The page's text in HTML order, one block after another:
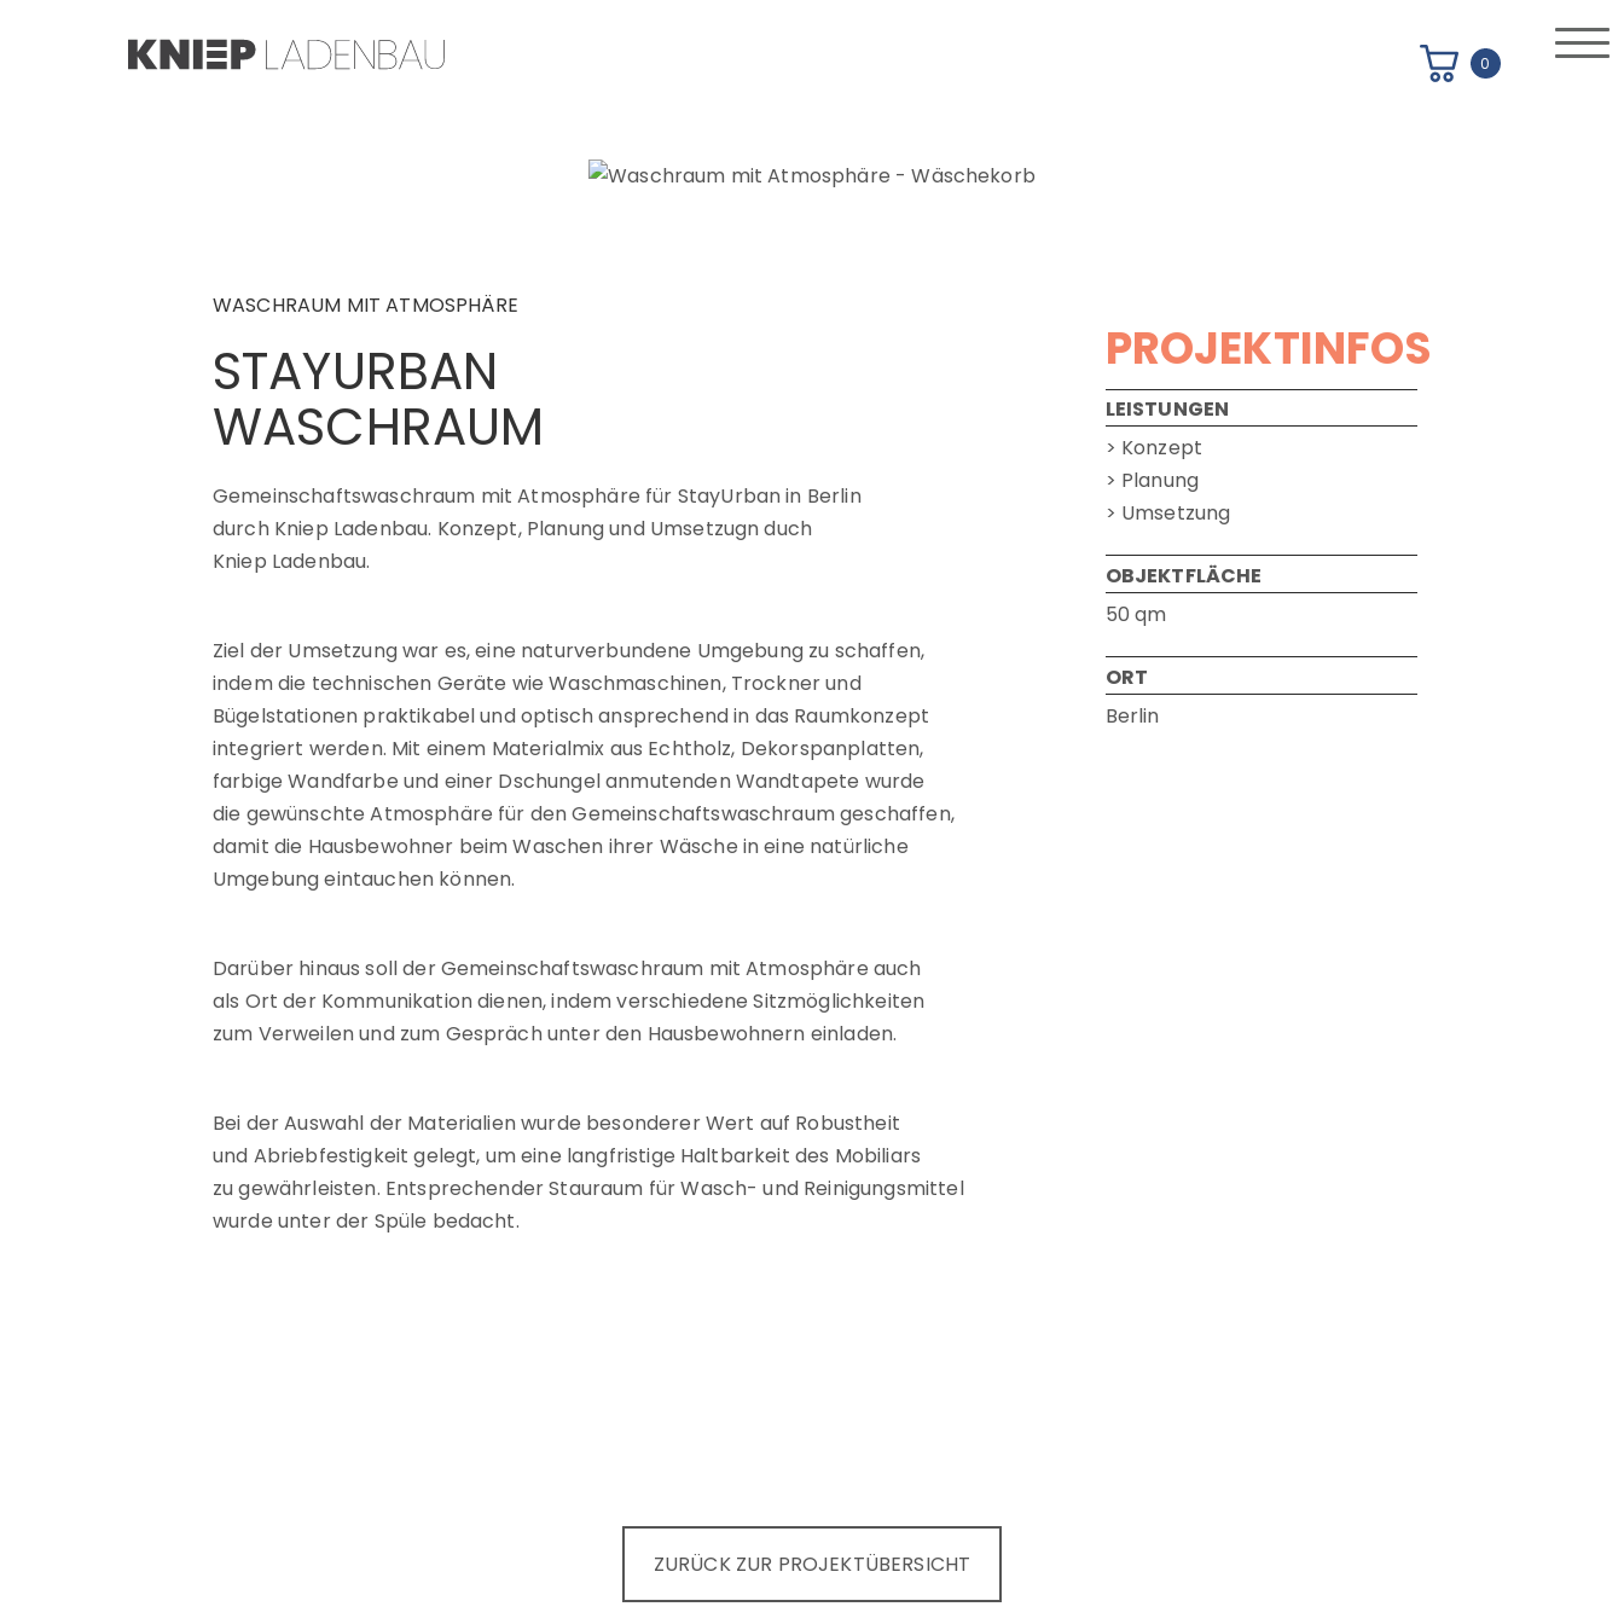
0
WASCHRAUM MIT ATMOSPHÄRE
STAYURBAN
WASCHRAUM
Gemeinschaftswaschraum mit Atmosphäre für StayUrban in Berlin
durch Kniep Ladenbau. Konzept, Planung und Umsetzugn duch
Kniep Ladenbau.
Ziel der Umsetzung war es, eine naturverbundene Umgebung zu schaffen,
indem die technischen Geräte wie Waschmaschinen, Trockner und
Bügelstationen praktikabel und optisch ansprechend in das Raumkonzept
integriert werden. Mit einem Materialmix aus Echtholz, Dekorspanplatten,
farbige Wandfarbe und einer Dschungel anmutenden Wandtapete wurde
die gewünschte Atmosphäre für den Gemeinschaftswaschraum geschaffen,
damit die Hausbewohner beim Waschen ihrer Wäsche in eine natürliche
Umgebung eintauchen können.
Darüber hinaus soll der Gemeinschaftswaschraum mit Atmosphäre auch
als Ort der Kommunikation dienen, indem verschiedene Sitzmöglichkeiten
zum Verweilen und zum Gespräch unter den Hausbewohnern einladen.
Bei der Auswahl der Materialien wurde besonderer Wert auf Robustheit
und Abriebfestigkeit gelegt, um eine langfristige Haltbarkeit des Mobiliars
zu gewährleisten. Entsprechender Stauraum für Wasch- und Reinigungsmittel
wurde unter der Spüle bedacht.
PROJEKTINFOS
LEISTUNGEN
> Konzept
> Planung
> Umsetzung
OBJEKTFLÄCHE
50 qm
ORT
Berlin
ZURÜCK ZUR PROJEKTÜBERSICHT
PROJEKTARCHIV
PRODUKTANGEBOT
LEISTUNGEN
KONTAKT